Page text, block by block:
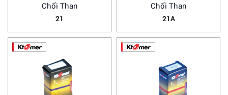
Chổi Than
21
Chổi Than
21A